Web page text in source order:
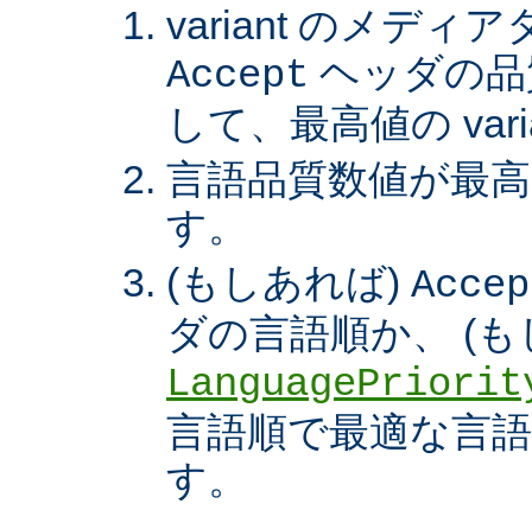
variant のメディア
Accept ヘッダの
して、最高値の
言語品質数値が最
す。
(もしあれば)
ダの言語順か、 (
言語順で最適な言
す。